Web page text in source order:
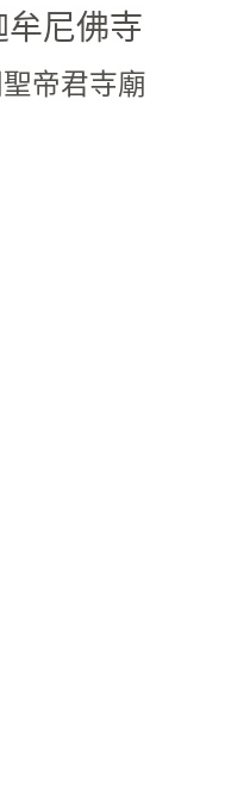
牟尼佛寺
帝君寺廟